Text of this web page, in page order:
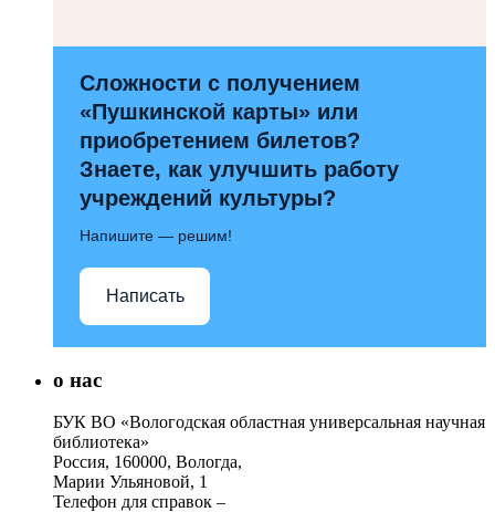
Сложности с получением
«Пушкинской карты» или
приобретением билетов?
Знаете, как улучшить работу
учреждений культуры?
Напишите — решим!
Написать
о нас
БУК ВО «Вологодская областная универсальная научная
библиотека»
Россия, 160000, Вологда,
Марии Ульяновой, 1
Телефон для справок –